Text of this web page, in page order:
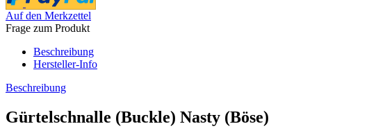
Auf den Merkzettel
Frage zum Produkt
Beschreibung
Hersteller-Info
Beschreibung
Gürtelschnalle (Buckle) Nasty (Böse)